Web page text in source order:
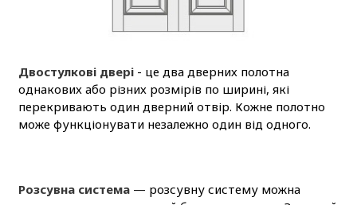
Двостулкові двері - це два дверних полотна
однакових або різних розмірів по ширині, які
перекривають один дверний отвір. Кожне полотно
може функціонувати незалежно один від одного.
Розсувна система— розсувну систему можна